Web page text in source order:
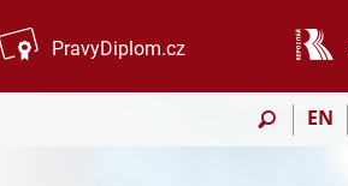
PravyDiplom.cz
EN